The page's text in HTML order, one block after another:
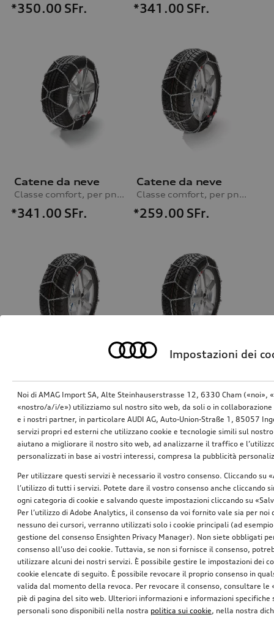
*350.00 SFr. *341.00 SFr.
Catene da neve
Classe comfort, per pneumatici 235/55 R19
*341.00 SFr.
Catene da neve
Classe comfort, per pneumatici 215/65 R16|225/60 R16|235/45 R18|245/40 R18
*259.00 SFr.
Classe comfort, per pneumatici 215/65 R17|225/60 R17|235/55 R17|225/50 R18|225/55 R18|235/45 R19
*254.00SFr.
classe comfort, per pneumatici di dimensioni 225/50 R17|225/45 R18|215/55 R17|205/55 R17
*245.00SFr.
Catene da neve
Classe comfort, per pneumatici 205/60 R16|205/55 R16|205/50 R17
Catene da neve
Classe comfort, per pneumatici di dimensioni 225/55 R17|215/60 R17
Impostazioni dei
Noi di AMAG Import SA, Alte Steinhauserstrasse 12, 6330 Cham («noi»,
«nostro/a/i/e») utilizziamo sul nostro sito web, da soli o in
e i nostri partner, in particolare AUDI AG, Auto-Union-Straße 1, 85057
servizi propri ed esterni che utilizzano cookie e tecnologie simili sul
aiutano a migliorare il nostro sito web, ad analizzarne il traffico e
personalizzati in base ai vostri interessi, compresa la pubblicità
Per utilizzare questi servizi è necessario il vostro consenso. Cliccando
l’utilizzo di tutti i servizi. Potete dare il vostro consenso anche cliccando
ogni categoria di cookie e salvando queste impostazioni cliccando su
Per l’utilizzo di Adobe Analytics, il consenso da voi fornito vale sia per noi
nessuno dei cursori, verranno utilizzati solo i cookie principali (ad
gestione del consenso Ensighten Privacy Manager). Non siete obbligati
consenso all’uso dei cookie. Tuttavia, se non si fornisce il consenso,
utilizzare alcuni dei nostri servizi. È possibile gestire le impostazioni dei
cookie elencate di seguito. È possibile revocare il proprio consenso in
valida dal momento della revoca. Per revocare il consenso, consultare le
piè di pagina del sito web. Ulteriori informazioni e informazioni specifiche
personali sono disponibili nella nostra politica sui cookie, nella nostra